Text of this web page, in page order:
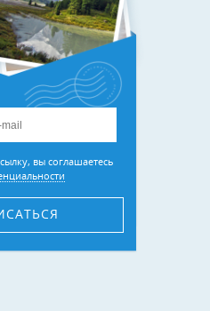
вы соглашаетесь